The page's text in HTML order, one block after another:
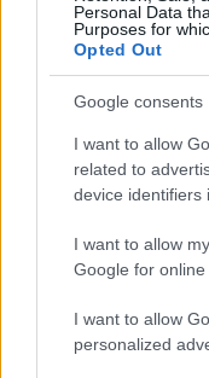
Personal Data
Purposes for
Opted Out
Google consents
I want to allow
related to
device identifiers
I want to allow
Google for
I want to allow
personalized